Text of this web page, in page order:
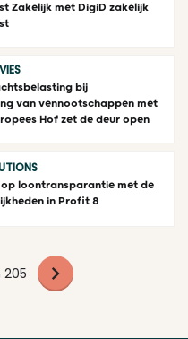
Zakelijk met DigiD zakelijk
bij
van vennootschappen met
Hof zet de deur open
loontransparantie met de
in Profit 8
205